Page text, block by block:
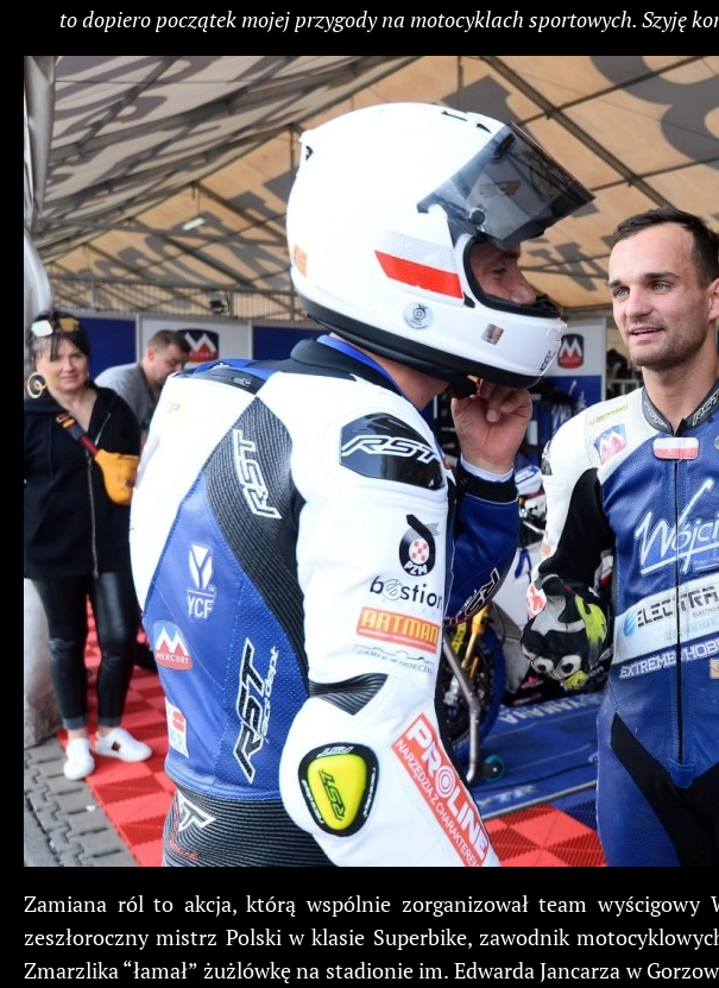
to dopiero początek mojej przygody na motocyklach sportowych. Szyję
Zamiana ról to akcja, którą wspólnie zorganizował team
zeszłoroczny mistrz Polski w klasie Superbike, zawodnik
Zmarzlika “łamał” żużlówkę na stadionie im. Edwarda Jancarza w